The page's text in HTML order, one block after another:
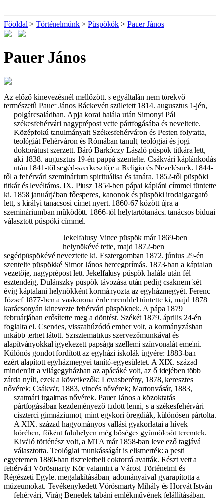
Főoldal > Történelmünk > Püspökök > Pauer János
Pauer János
Az előző kinevezésnél mellőzött, s egyáltalán nem törekvő
természetû Pauer János Ráckevén született 1814. augusztus 1-jén,
polgárcsaládban. Apja korai halála után Simonyi Pál
székesfehérvári nagyprépost vette pártfogásába és neveltette.
Középfokú tanulmányait Székesfehérváron és Pesten folytatta,
teológiát Fehérváron és Rómában tanult, teológiai és jogi
doktorátust szerzett. Báró Barkóczy László püspök titkára lett,
aki 1838. augusztus 19-én pappá szentelte. Csákvári káplánkodás
után 1841-től segéd-szerkesztője a Religio és Nevelésnek. 1844-
től a fehérvári szeminárium spirituálisa és tanára. 1852-től püspöki
titkár és levéltáros. IX. Piusz 1854-ben pápai kápláni címmel tüntette
ki. 1858 januárjában főesperes, kanonok és püspöki irodaigazgató
lett, s királyi tanácsosi címet nyert. 1860-67 között újra a
szemináriumban mûködött. 1866-tól helytartótanácsi tanácsos biduai
választott püspöki címmel.
Jekelfalusy Vince püspök már 1869-ben
helynökévé tette, majd 1872-ben
segédpüspökévé neveztette ki. Esztergomban 1872. június 29-én
szentelte püspökké Simor János hercegprímás. 1873-ban a káptalan
vezetője, nagyprépost lett. Jekelfalusy püspök halála után fél
esztendeig, Dulánszky püspök távozása után pedig csaknem két
évig káptalani helynökként kormányozta az egyházmegyét. Ferenc
József 1877-ben a vaskorona érdemrenddel tüntette ki, majd 1878
karácsonyán kinevezte fehérvári püspöknek. A pápa 1879
februárjában erősítette meg a döntést. Székét 1879. április 24-én
foglalta el. Csendes, visszahúzódó ember volt, a kormányzásban
inkább terhet látott. Szisztematikus szervezőmunkával és
alapítványokkal igyekezett papsága szellemi színvonalát emelni.
Különös gondot fordított az egyházi iskolák ügyére: 1883-ban
ezért alapított egyházmegyei tanító-egyesületet. A XIX. század
mindenütt a világegyházban az apácáké volt, az ő idejében több
zárda nyílt, ezek a következők: Lovasberény, 1878, keresztes
nővérek; Csákvár, 1883, vincés nővérek; Martonvásár, 1883,
szatmári irgalmas nővérek. Pauer János a közoktatás
pártfogásában kezdeményező tudott lenni, s a székesfehérvári
ciszterci gimnáziumot, mint egykori öregdiák, különösen pártolta.
A XIX. század hagyományos vallási gyakorlatai a hívek
körében, főként faluhelyen még bőséges gyümölcsöt teremtek.
Kiváló történész volt, a MTA már 1858-ban levelező tagjává
választotta. Teológiai munkásságát is elismerték: a pesti
egyetemen 1880-ban tiszteletbeli doktorrá avatták. Részt vett a
fehérvári Vörösmarty Kör valamint a Városi Történelmi és
Régészeti Egylet megalakításában, adományaival gyarapította a
múzeumokat. Tevékenykedett Vörösmarty Mihály és Horvát István
fehérvári, Virág Benedek tabáni emlékmûvének felállításában.